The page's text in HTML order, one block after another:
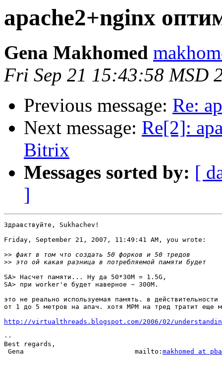
apache2+nginx
Gena Makhomed
Fri Sep 21 15:43:58 MSD
Previous message: Re:
Next message: Re[2]:
Bitrix
Messages sorted by: [
]
Здравствуйте, Sukhachev!
Friday, September 21, 2007, 11:49:41 AM, you wrote:
>>
>>
SA> Насчет памяти... Ну да 50*30M = 1.5G,
SA> при worker'е будет наверное ~ 300M.
это не реально используемая память. в действительности
от 1 до 5 метров на апач. хотя MPM на тред тратит еще
http://virtualthreads.blogspot.com/2006/02/
--
Best regards,
Gena                            mailto: makhomed at